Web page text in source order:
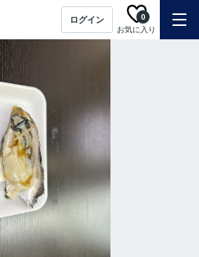
ログイン
お気に入り
0